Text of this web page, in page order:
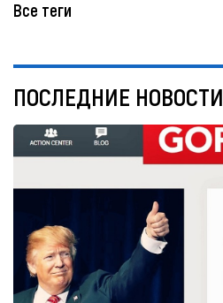
Все теги
ПОСЛЕДНИЕ НОВОСТИ